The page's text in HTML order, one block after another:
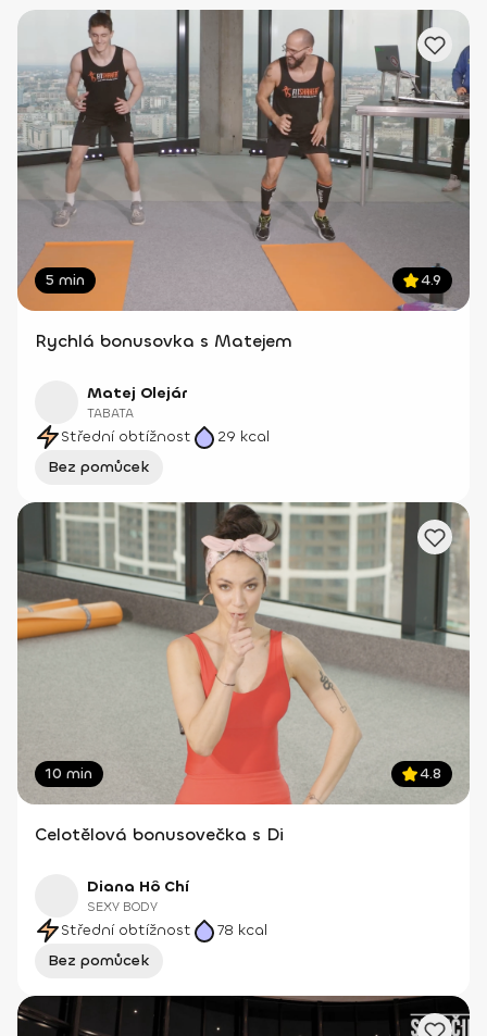
5 min 4.9
Rychlá bonusovka s Matejem
Matej Olejár
TABATA
Střední obtížnost 29 kcal
Bez pomůcek
10 min 4.8
Celotělová bonusovečka s Di
Diana Hô Chí
SEXY BODY
Střední obtížnost 78 kcal
Bez pomůcek